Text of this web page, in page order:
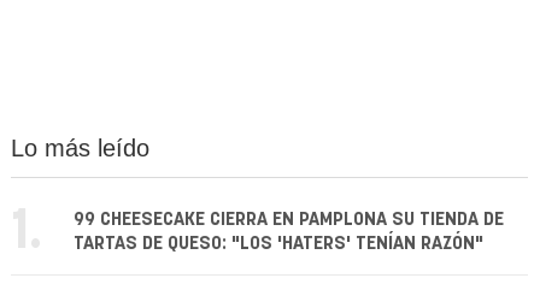
Lo más leído
1.
99 CHEESECAKE CIERRA EN PAMPLONA SU TIENDA DE
TARTAS DE QUESO: "LOS 'HATERS' TENÍAN RAZÓN"